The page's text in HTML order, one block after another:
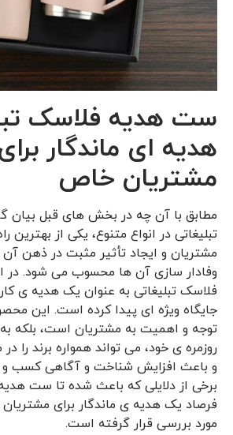
ست هدیه فلاسک
هدیه‌ ای ماندگار
مشتریان خاص
مطابق با آن چه در بخش های قبل بیان
تبلیغاتی در انواع متنوع، یکی از بهترین
مشتریان و ایجاد تأثیر مثبت در ذهن
وفادار سازی آن ها محسوب می شود.
فلاسک تبلیغاتی به ‌عنوان یک هدیه ی
جایگاه ویژه ‌ای پیدا کرده است. این
توجه و اهمیت به مشتریان است، بلکه به
روزمره ی خود، می ‌تواند همواره برند را
و باعث افزایش شناخت و آگاهی کسب و
برخی از دلایلی که باعث شده تا ست
فرصاد یک هدیه ی ماندگار برای
مورد بررسی قرار گرفته است.